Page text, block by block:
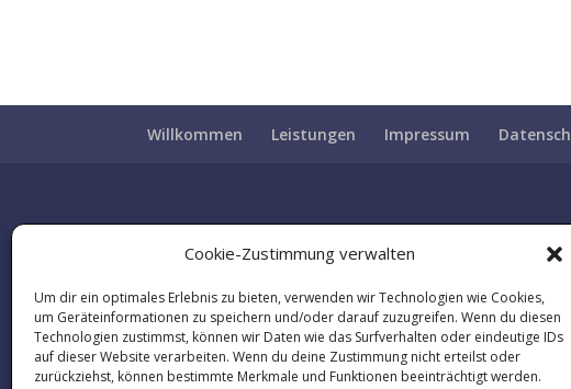
Cookie-Zustimmung verwalten
Um dir ein optimales Erlebnis zu bieten, verwenden wir Technologien wie Cookies,
um Geräteinformationen zu speichern und/oder darauf zuzugreifen. Wenn du diesen
Technologien zustimmst, können wir Daten wie das Surfverhalten oder eindeutige IDs
auf dieser Website verarbeiten. Wenn du deine Zustimmung nicht erteilst oder
zurückziehst, können bestimmte Merkmale und Funktionen beeinträchtigt werden.
Willkommen Leistungen Impressum